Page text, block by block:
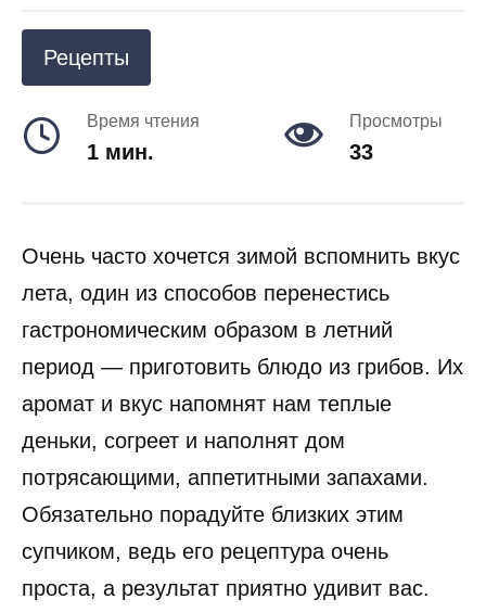
Рецепты
Время чтения
1 мин.
Просмотры
33
Очень часто хочется зимой вспомнить вкус
лета, один из способов перенестись
гастрономическим образом в летний
период — приготовить блюдо из грибов. Их
аромат и вкус напомнят нам теплые
деньки, согреет и наполнят дом
потрясающими, аппетитными запахами.
Обязательно порадуйте близких этим
супчиком, ведь его рецептура очень
проста, а результат приятно удивит вас.